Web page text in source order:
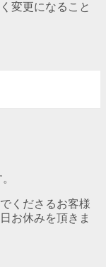
変更になること
くださるお客様
お休みを頂きま